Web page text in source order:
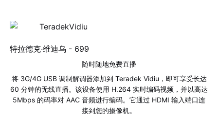
特拉德克·维迪乌 - 699
随时随地免费直播
将 3G/4G USB 调制解调器添加到 Teradek Vidiu，即可享受长达
60 分钟的无线直播。该设备使用 H.264 实时编码视频，并以高达
5Mbps 的码率对 AAC 音频进行编码。它通过 HDMI 输入端口连
接到您的摄像机。